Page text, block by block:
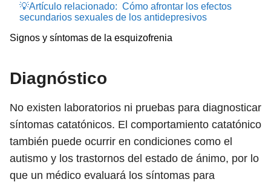
💡Artículo relacionado: Cómo afrontar los efectos
secundarios sexuales de los antidepresivos
Signos y síntomas de la esquizofrenia
Diagnóstico
No existen laboratorios ni pruebas para diagnosticar
síntomas catatónicos. El comportamiento catatónico
también puede ocurrir en condiciones como el
autismo y los trastornos del estado de ánimo, por lo
que un médico evaluará los síntomas para